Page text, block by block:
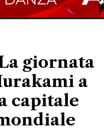
giornata
a
capitale